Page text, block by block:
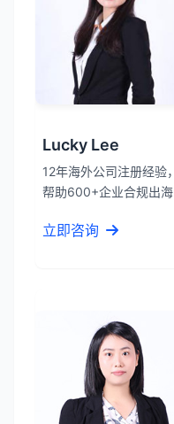
Lucky Lee
12年海外公司注册经验，
帮助600+企业合规出海
立即咨询